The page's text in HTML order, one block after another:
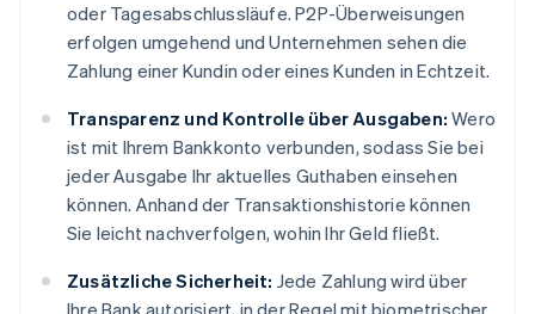
oder Tagesabschlussläufe. P2P-Überweisungen
erfolgen umgehend und Unternehmen sehen die
Zahlung einer Kundin oder eines Kunden in Echtzeit.
Transparenz und Kontrolle über Ausgaben: Wero
ist mit Ihrem Bankkonto verbunden, sodass Sie bei
jeder Ausgabe Ihr aktuelles Guthaben einsehen
können. Anhand der Transaktionshistorie können
Sie leicht nachverfolgen, wohin Ihr Geld fließt.
Zusätzliche Sicherheit: Jede Zahlung wird über